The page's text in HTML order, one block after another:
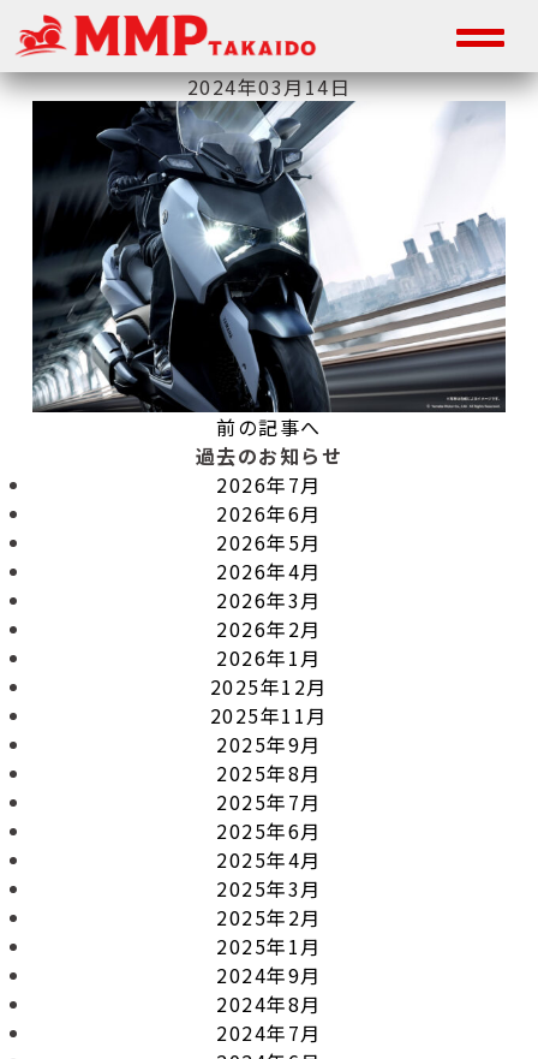
2024年03月14日
前の記事へ
過去のお知らせ
2026年7月
2026年6月
2026年5月
2026年4月
2026年3月
2026年2月
2026年1月
2025年12月
2025年11月
2025年9月
2025年8月
2025年7月
2025年6月
2025年4月
2025年3月
2025年2月
2025年1月
2024年9月
2024年8月
2024年7月